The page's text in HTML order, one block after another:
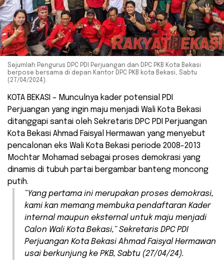
Sejumlah Pengurus DPC PDI Perjuangan dan DPC PKB Kota Bekasi
berpose bersama di depan Kantor DPC PKB kota Bekasi, Sabtu
(27/04/2024).
KOTA BEKASI – Munculnya kader potensial PDI
Perjuangan yang ingin maju menjadi Wali Kota Bekasi
ditanggapi santai oleh Sekretaris DPC PDI Perjuangan
Kota Bekasi Ahmad Faisyal Hermawan yang menyebut
pencalonan eks Wali Kota Bekasi periode 2008-2013
Mochtar Mohamad sebagai proses demokrasi yang
dinamis di tubuh partai bergambar banteng moncong
putih.
“Yang pertama ini merupakan proses demokrasi,
kami kan memang membuka pendaftaran Kader
internal maupun eksternal untuk maju menjadi
Calon Wali Kota Bekasi,” Sekretaris DPC PDI
Perjuangan Kota Bekasi Ahmad Faisyal Hermawan
usai berkunjung ke PKB, Sabtu (27/04/24).